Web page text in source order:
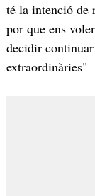
té la intenció de
por que ens
decidir
extraordinàries"